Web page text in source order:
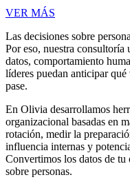
VER MÁS
Las decisiones sobre
Por eso, nuestra
datos, comportamiento
líderes puedan anticipar qué
pase.
En Olivia desarrollamos
organizacional basadas en
rotación, medir la
influencia internas y
Convertimos los datos de tu
sobre personas.